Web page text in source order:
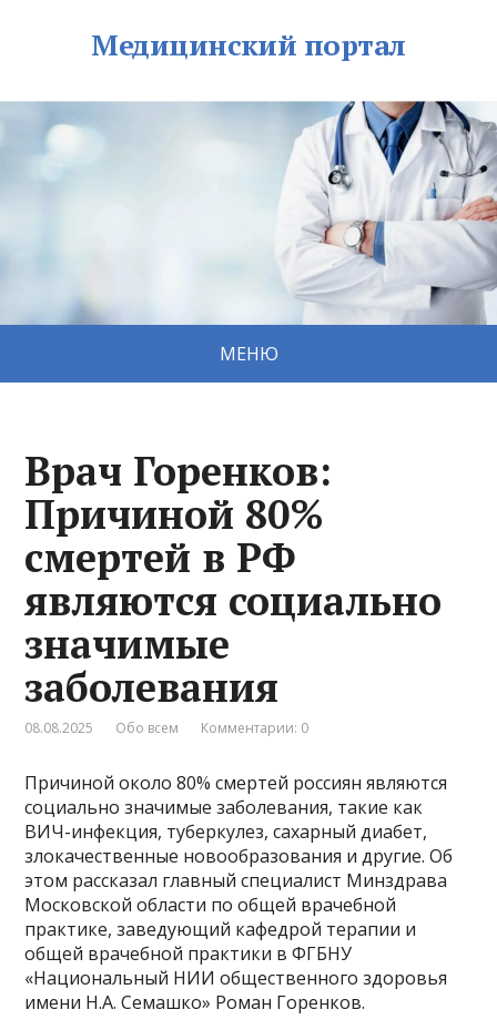
Медицинский портал
МЕНЮ
Врач Горенков:
Причиной 80%
смертей в РФ
являются социально
значимые
заболевания
08.08.2025 Обо всем Комментарии: 0
Причиной около 80% смертей россиян являются
социально значимые заболевания, такие как
ВИЧ-инфекция, туберкулез, сахарный диабет,
злокачественные новообразования и другие. Об
этом рассказал главный специалист Минздрава
Московской области по общей врачебной
практике, заведующий кафедрой терапии и
общей врачебной практики в ФГБНУ
«Национальный НИИ общественного здоровья
имени Н.А. Семашко» Роман Горенков.